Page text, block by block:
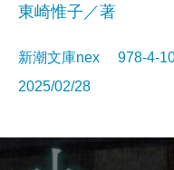
東崎惟子／著
新潮文庫nex 978-4-
2025/02/28